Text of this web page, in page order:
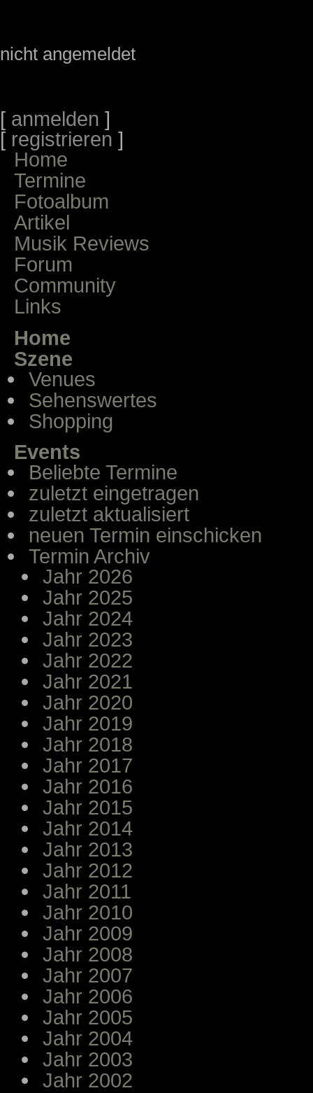
nicht angemeldet
[ anmelden ]
[ registrieren ]
Home
Termine
Fotoalbum
Artikel
Musik Reviews
Forum
Community
Links
Home
Szene
Venues
Sehenswertes
Shopping
Events
Beliebte Termine
zuletzt eingetragen
zuletzt aktualisiert
neuen Termin einschicken
Termin Archiv
Jahr 2026
Jahr 2025
Jahr 2024
Jahr 2023
Jahr 2022
Jahr 2021
Jahr 2020
Jahr 2019
Jahr 2018
Jahr 2017
Jahr 2016
Jahr 2015
Jahr 2014
Jahr 2013
Jahr 2012
Jahr 2011
Jahr 2010
Jahr 2009
Jahr 2008
Jahr 2007
Jahr 2006
Jahr 2005
Jahr 2004
Jahr 2003
Jahr 2002